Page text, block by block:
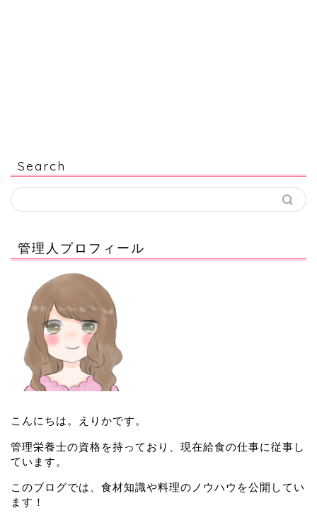
Search
管理人プロフィール
こんにちは。えりかです。
管理栄養士の資格を持っており、現在給食の仕事に従事し
ています。
このブログでは、食材知識や料理のノウハウを公開してい
ます！